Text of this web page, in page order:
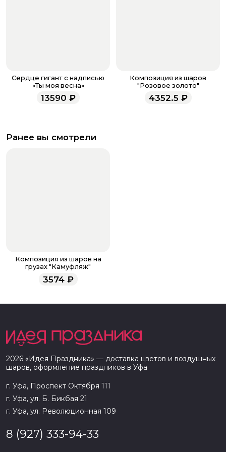
Сердце гигант с надписью
«Ты моя весна»
13590 ₽
Композиция из шаров
"Розовое золото"
4352.5₽
Ранее вы смотрели
Композиция из шаров на
грузах "Камуфляж"
3574₽
2026 «Идея Праздника» — доставка цветов и воздушных
шаров, оформление праздников в Уфа
г. Уфа, Проспект Октября 111
г. Уфа, ул. Б. Бикбая 21
г. Уфа, ул. Революционная 109
8 (927) 333-94-33